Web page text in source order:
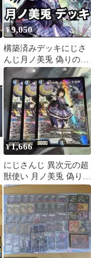
¥9,050
構築済みデッキにじさ
んじ月ノ美兎 偽りの月
インターステラ
¥1,666
にじさんじ 異次元の超
獣使い 月ノ美兎 偽りの
月 インターステラ
d.3254